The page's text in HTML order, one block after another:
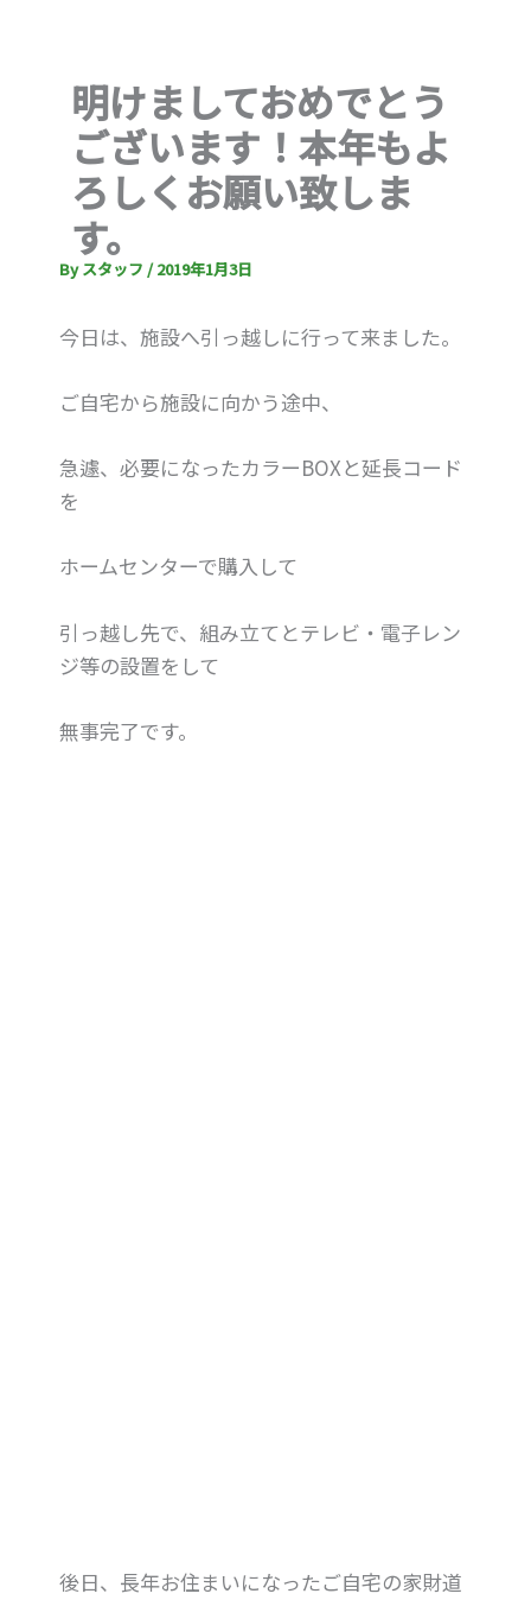
明けましておめでとう
ございます！本年もよ
ろしくお願い致しま
す。
Byスタッフ /2019年1月3日
今日は、施設へ引っ越しに行って来ました。
ご自宅から施設に向かう途中、
急遽、必要になったカラーBOXと延長コード
を
ホームセンターで購入して
引っ越し先で、組み立てとテレビ・電子レン
ジ等の設置をして
無事完了です。
後日、長年お住まいになったご自宅の家財道